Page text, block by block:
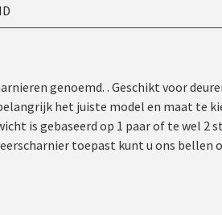
genoemd. . Geschikt voor
het juiste model en maat te
is gebaseerd op 1 paar of te wel 2
toepast kunt u ons bellen